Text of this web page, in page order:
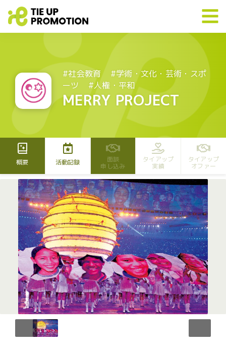
#社会教育
#学術・文化・芸術・スポ
ーツ
#人権・平和
MERRY PROJECT
概要 活動記録
面談
申し込み
タイアップ
実績
タイアップ
オファー